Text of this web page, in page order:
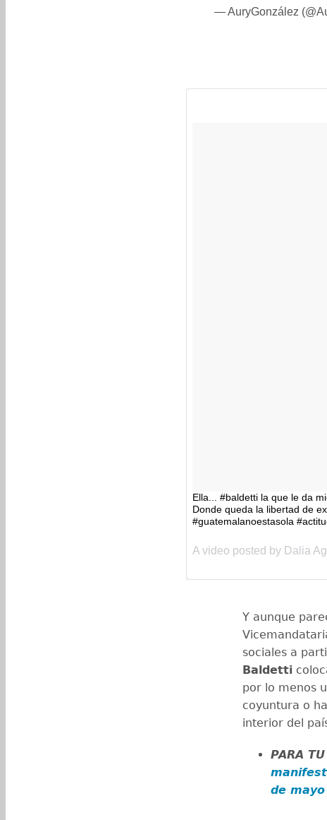
— AuryGonzález
Ella... #baldetti la que le da
Donde queda la libertad de
#guatemalanoestasola
A video posted by Dalia
Y aunque
sociales a
Baldetti
por lo menos
coyuntura o
interior del
PARA
de mayo